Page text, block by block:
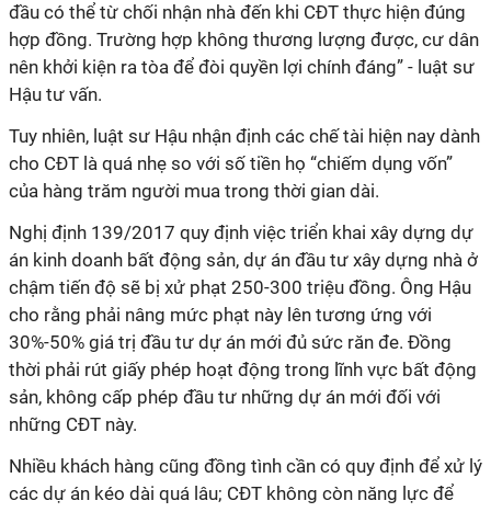
đầu có thể từ chối nhận nhà đến khi CĐT thực hiện đúng
hợp đồng. Trường hợp không thương lượng được, cư dân
nên khởi kiện ra tòa để đòi quyền lợi chính đáng” - luật sư
Hậu tư vấn.
Tuy nhiên, luật sư Hậu nhận định các chế tài hiện nay dành
cho CĐT là quá nhẹ so với số tiền họ “chiếm dụng vốn”
của hàng trăm người mua trong thời gian dài.
Nghị định 139/2017 quy định việc triển khai xây dựng dự
án kinh doanh bất động sản, dự án đầu tư xây dựng nhà ở
chậm tiến độ sẽ bị xử phạt 250-300 triệu đồng. Ông Hậu
cho rằng phải nâng mức phạt này lên tương ứng với
30%-50% giá trị đầu tư dự án mới đủ sức răn đe. Đồng
thời phải rút giấy phép hoạt động trong lĩnh vực bất động
sản, không cấp phép đầu tư những dự án mới đối với
những CĐT này.
Nhiều khách hàng cũng đồng tình cần có quy định để xử lý
các dự án kéo dài quá lâu; CĐT không còn năng lực để